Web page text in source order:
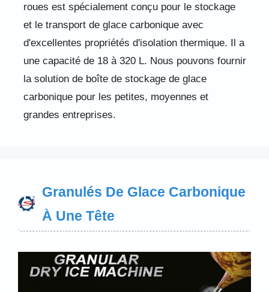
roues est spécialement conçu pour le stockage
et le transport de glace carbonique avec
d'excellentes propriétés d'isolation thermique. Il a
une capacité de 18 à 320 L. Nous pouvons fournir
la solution de boîte de stockage de glace
carbonique pour les petites, moyennes et
grandes entreprises.
Granulés De Glace Carbonique
À Une Tête